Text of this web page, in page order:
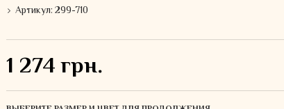
Артикул:299-710
1 274 грн.